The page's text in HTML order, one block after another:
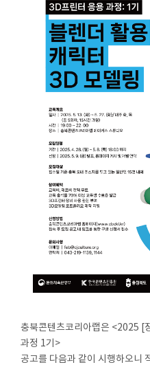
충북콘텐츠코리아랩은 <2025 [
과정 1기>
공고를 다음과 같이 시행하오니